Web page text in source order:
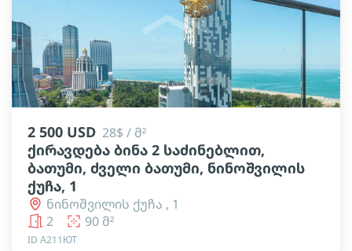
lens lens lens lens lens lens
2 500 USD 28$ / მ²
ქირავდება ბინა 2 საძინებლით,
ბათუმი, ძველი ბათუმი, ნინოშვილის
ქუჩა, 1
ნინოშვილის ქუჩა , 1
2
90 მ²
ID А211ЮТ